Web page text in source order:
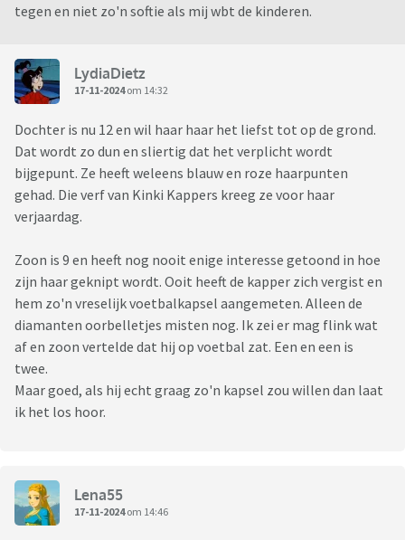
tegen en niet zo'n softie als mij wbt de kinderen.
LydiaDietz
17-11-2024om 14:32
Dochter is nu 12 en wil haar haar het liefst tot op de grond.
Dat wordt zo dun en sliertig dat het verplicht wordt
bijgepunt. Ze heeft weleens blauw en roze haarpunten
gehad. Die verf van Kinki Kappers kreeg ze voor haar
verjaardag.
Zoon is 9 en heeft nog nooit enige interesse getoond in hoe
zijn haar geknipt wordt. Ooit heeft de kapper zich vergist en
hem zo'n vreselijk voetbalkapsel aangemeten. Alleen de
diamanten oorbelletjes misten nog. Ik zei er mag flink wat
af en zoon vertelde dat hij op voetbal zat. Een en een is
twee.
Maar goed, als hij echt graag zo'n kapsel zou willen dan laat
ik het los hoor.
Lena55
17-11-2024om 14:46